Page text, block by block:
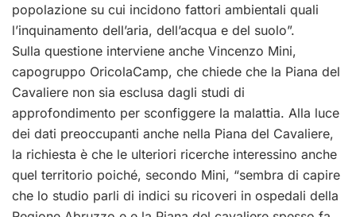
popolazione su cui incidono fattori ambientali quali
l’inquinamento dell’aria, dell’acqua e del suolo”.
Sulla questione interviene anche Vincenzo Mini,
capogruppo OricolaCamp, che chiede che la Piana del
Cavaliere non sia esclusa dagli studi di
approfondimento per sconfiggere la malattia. Alla luce
dei dati preoccupanti anche nella Piana del Cavaliere,
la richiesta è che le ulteriori ricerche interessino anche
quel territorio poiché, secondo Mini, “sembra di capire
che lo studio parli di indici su ricoveri in ospedali della